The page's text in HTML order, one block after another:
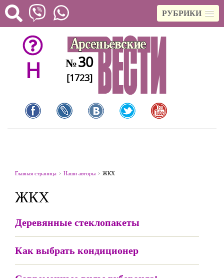
РУБРИКИ
H №30
[1723]
Главная страница Наши авторы ЖКХ
ЖКХ
Деревянные стеклопакеты
Как выбрать кондиционер